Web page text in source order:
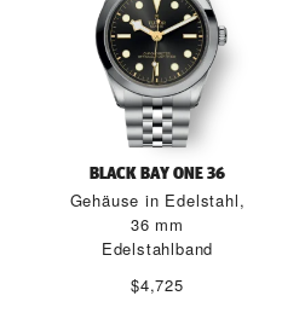
BLACK BAY ONE 36
Gehäuse in Edelstahl,
36 mm
Edelstahlband
$4,725